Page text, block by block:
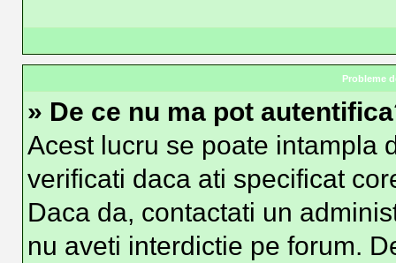
Probleme
» De ce nu ma pot
Acest lucru se poate intampla
verificati daca ati specificat
Daca da, contactati un
nu aveti interdictie pe forum.